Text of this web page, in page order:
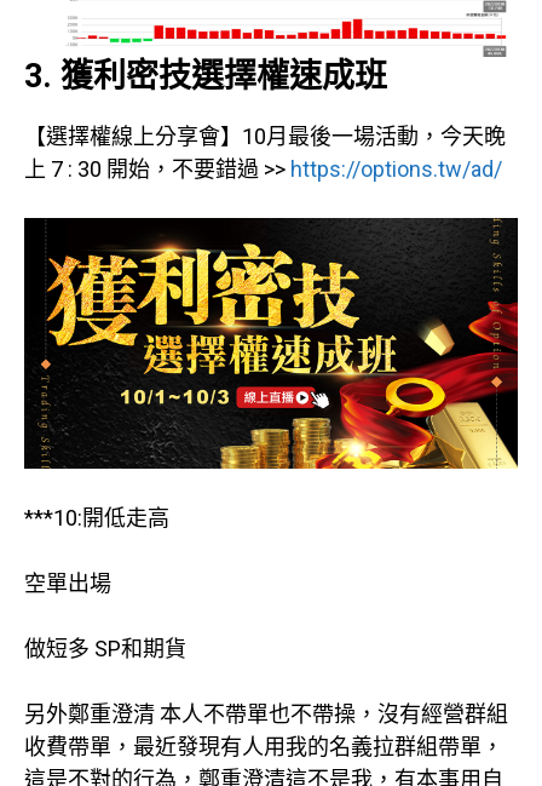
3. 獲利密技選擇權速成班
【選擇權線上分享會】10月最後一場活動，今天晚
上 7 : 30 開始，不要錯過 >> https://options.tw/ad/
***10:開低走高
空單出場
做短多 SP和期貨
另外鄭重澄清 本人不帶單也不帶操，沒有經營群組
收費帶單，最近發現有人用我的名義拉群組帶單，
這是不對的行為，鄭重澄清這不是我，有本事用自